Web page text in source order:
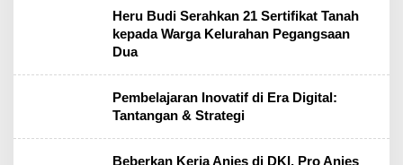
Heru Budi Serahkan 21 Sertifikat Tanah
kepada Warga Kelurahan Pegangsaan
Dua
Pembelajaran Inovatif di Era Digital:
Tantangan & Strategi
Beberkan Kerja Anies di DKI, Pro Anies